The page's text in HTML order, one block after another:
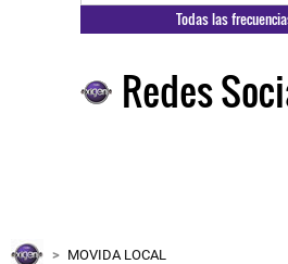
Todas las
Redes
MOVIDA LOCAL